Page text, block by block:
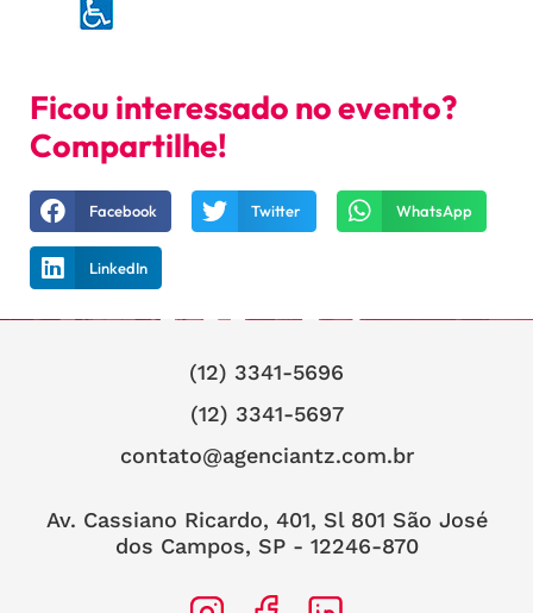
Ficou interessado no evento?
Compartilhe!
Facebook Twitter WhatsApp
LinkedIn
(12) 3341-5696
(12) 3341-5697
contato@agenciantz.com.br
Av. Cassiano Ricardo, 401, Sl 801 São José
dos Campos, SP - 12246-870